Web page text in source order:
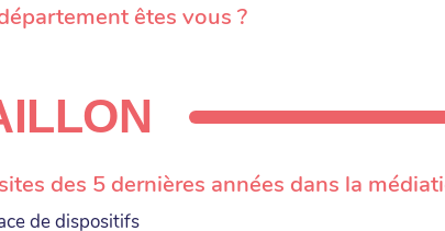
êtes vous ?
des 5 dernières années dans la
de dispositifs